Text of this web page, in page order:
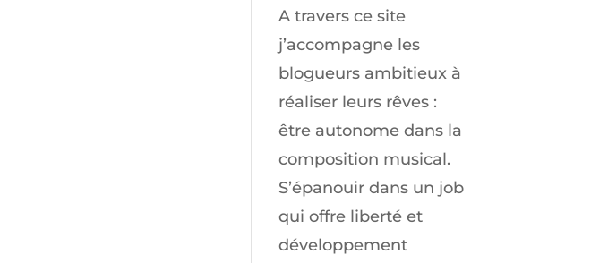
A travers ce site
j’accompagne les
blogueurs ambitieux à
réaliser leurs rêves :
être autonome dans la
composition musical.
S’épanouir dans un job
qui offre liberté et
développement